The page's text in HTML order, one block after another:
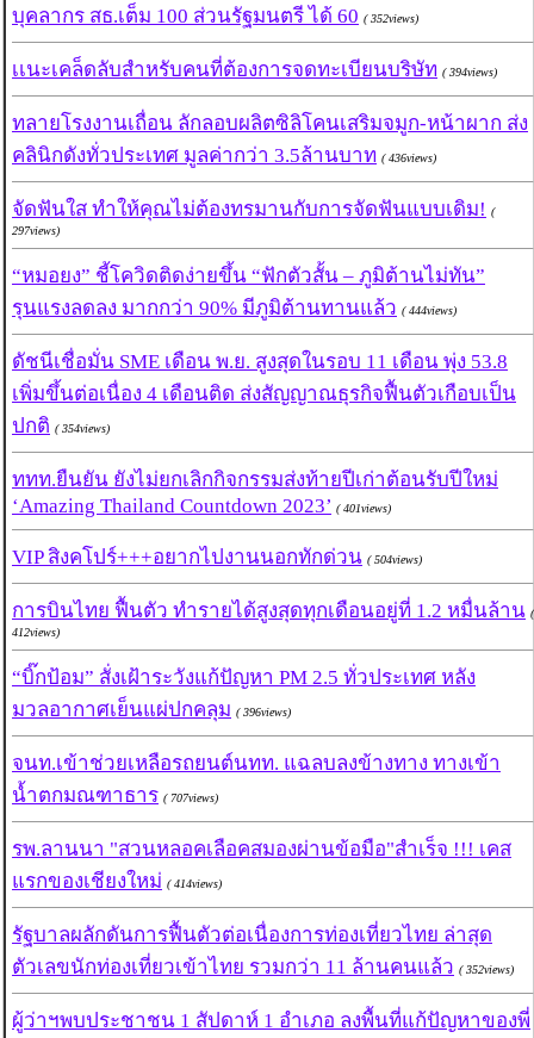
บุคลากร สธ.เต็ม 100 ส่วนรัฐมนตรี ได้ 60 ( 352views)
เเนะเคล็ดลับสำหรับคนที่ต้องการจดทะเบียนบริษัท ( 394views)
ทลายโรงงานเถื่อน ลักลอบผลิตซิลิโคนเสริมจมูก-หน้าผาก ส่ง
คลินิกดังทั่วประเทศ มูลค่ากว่า 3.5ล้านบาท ( 436views)
จัดฟันใส ทำให้คุณไม่ต้องทรมานกับการจัดฟันแบบเดิม! (
297views)
“หมอยง” ชี้โควิดติดง่ายขึ้น “ฟักตัวสั้น – ภูมิต้านไม่ทัน”
รุนแรงลดลง มากกว่า 90% มีภูมิต้านทานแล้ว ( 444views)
ดัชนีเชื่อมั่น SME เดือน พ.ย. สูงสุดในรอบ 11 เดือน พุ่ง 53.8
เพิ่มขึ้นต่อเนื่อง 4 เดือนติด ส่งสัญญาณธุรกิจฟื้นตัวเกือบเป็น
ปกติ ( 354views)
ททท.ยืนยัน ยังไม่ยกเลิกกิจกรรมส่งท้ายปีเก่าต้อนรับปีใหม่
‘Amazing Thailand Countdown 2023’ ( 401views)
VIP สิงคโปร์+++อยากไปงานนอกทักด่วน ( 504views)
การบินไทย ฟื้นตัว ทำรายได้สูงสุดทุกเดือนอยู่ที่ 1.2 หมื่นล้าน (
412views)
“บิ๊กป้อม” สั่งเฝ้าระวังแก้ปัญหา PM 2.5 ทั่วประเทศ หลัง
มวลอากาศเย็นแผ่ปกคลุม ( 396views)
จนท.เข้าช่วยเหลือรถยนต์นทท. แฉลบลงข้างทาง ทางเข้า
น้ำตกมณฑาธาร ( 707views)
รพ.ลานนา "สวนหลอคเลือคสมองผ่านข้อมือ"สำเร็จ !!! เคส
แรกของเชียงใหม่ ( 414views)
รัฐบาลผลักดันการฟื้นตัวต่อเนื่องการท่องเที่ยวไทย ล่าสุด
ตัวเลขนักท่องเที่ยวเข้าไทย รวมกว่า 11 ล้านคนแล้ว ( 352views)
ผู้ว่าฯพบประชาชน 1 สัปดาห์ 1 อำเภอ ลงพื้นที่แก้ปัญหาของพี่